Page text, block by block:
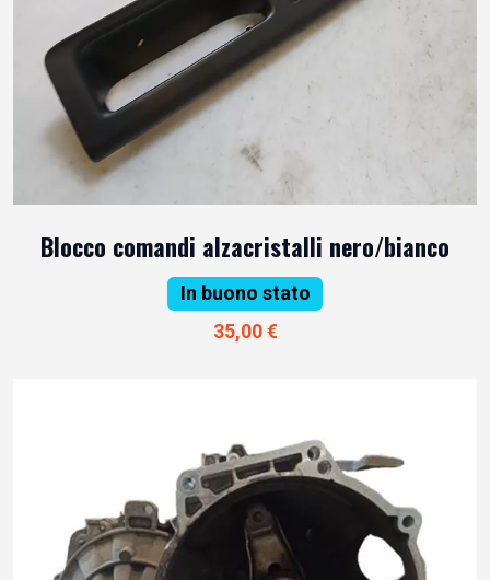
Blocco comandi alzacristalli nero/bianco
In buono stato
35,00 €